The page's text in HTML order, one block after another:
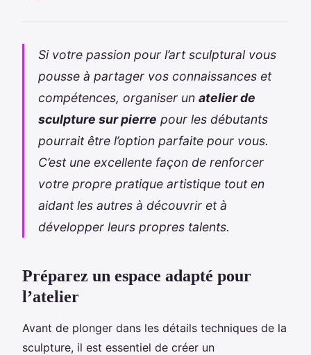
Si votre passion pour l’art sculptural vous
pousse à partager vos connaissances et
compétences, organiser un atelier de
sculpture sur pierre pour les débutants
pourrait être l’option parfaite pour vous.
C’est une excellente façon de renforcer
votre propre pratique artistique tout en
aidant les autres à découvrir et à
développer leurs propres talents.
Préparez un espace adapté pour
l’atelier
Avant de plonger dans les détails techniques de la
sculpture, il est essentiel de créer un